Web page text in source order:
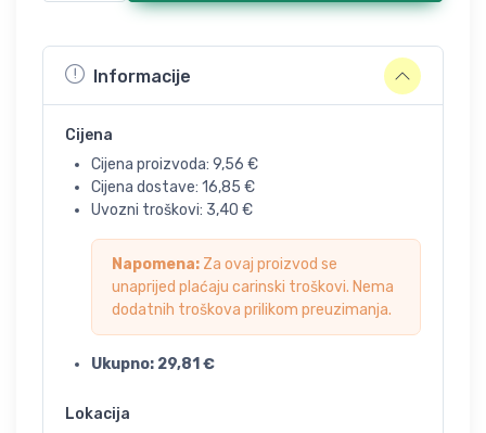
Informacije
Cijena
Cijena proizvoda: 9,56 €
Cijena dostave: 16,85 €
Uvozni troškovi: 3,40 €
Napomena: Za ovaj proizvod se
unaprijed plaćaju carinski troškovi. Nema
dodatnih troškova prilikom preuzimanja.
Ukupno: 29,81 €
Lokacija